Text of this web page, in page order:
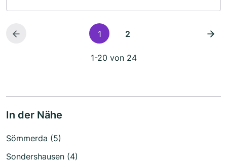
1 2
1-20 von 24
In der Nähe
Sömmerda (5)
Sondershausen (4)